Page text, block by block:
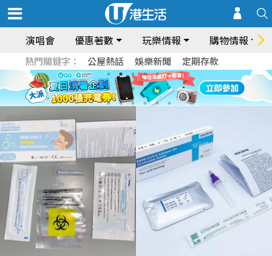
演唱會 優惠著數 玩樂情報 購物情報
熱門關鍵字： 公屋熱話 娛樂新聞 定期存款